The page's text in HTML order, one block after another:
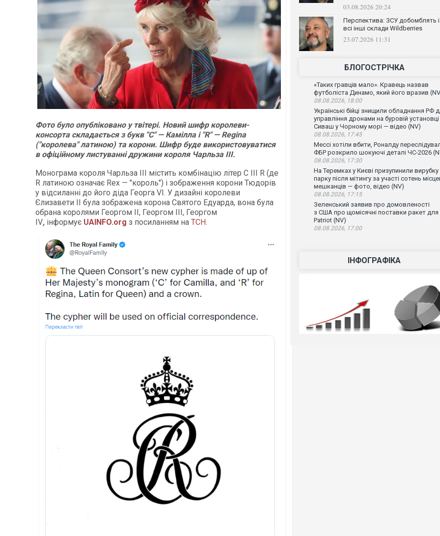
Фото було опубліковано у твітері. Новий шифр королеви-
консорта складається з букв "С" — Камілла і "R" — Regina
("королева" латиною) та корони. Шифр буде використовуватися
в офіційному листуванні дружини короля Чарльза III.
Монограма короля Чарльза III містить комбінацію літер C III R (де
R латиною означає Rex — "король") і зображення корони Тюдорів
у відсиланні до його діда Георга VI. У дизайні королеви
Єлизавети II була зображена корона Святого Едуарда, вона була
обрана королями Георгом II, Георгом III, Георгом
IV, інформує UAINFO.org з посиланням на ТСН.
03.08.2026 20:24
Перспектива: ЗСУ добомблять і
всі інші склади Wildberries
23.07.2026 11:31
БЛОГОСТРІЧКА
«Таких гравців мало». Кравець назвав
футболіста Динамо, який його вразив
08.08.2026, 18:00
Українські бійці знищили обладнання РФ
управління дронами на буровій установці
Сиваш у Чорному морі — відео (NV)
08.08.2026, 17:45
Мессі хотіли вбити, Роналду
ФБР розкрило шокуючі деталі ЧС-2026
08.08.2026, 17:30
На Теремках у Києві призупинили вирубку
парку після мітингу за участі сотень
мешканців — фото, відео (NV)
08.08.2026, 17:15
Зеленський заявив про домовленості
з США про щомісячні поставки ракет для
Patriot (NV)
08.08.2026, 17:00
ІНФОГРАФІКА